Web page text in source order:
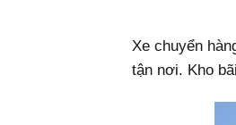
Xe chuyển
tận nơi. Kho